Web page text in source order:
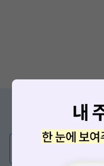
증상/치
💬 무엇이든 물어보